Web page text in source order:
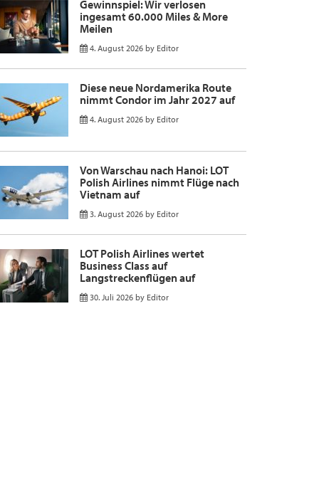
Gewinnspiel: Wir verlosen
ingesamt 60.000 Miles & More
Meilen
4. August 2026 by Editor
Diese neue Nordamerika Route
nimmt Condor im Jahr 2027 auf
4. August 2026 by Editor
Von Warschau nach Hanoi: LOT
Polish Airlines nimmt Flüge nach
Vietnam auf
3. August 2026 by Editor
LOT Polish Airlines wertet
Business Class auf
Langstreckenflügen auf
30. Juli 2026 by Editor